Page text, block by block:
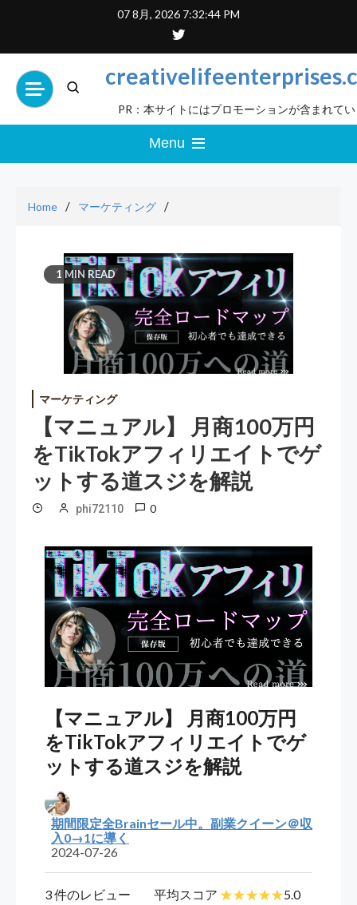
07 8月, 2026 7:32:45 PM
PR：本サイトにはプロモーションが含まれて
Menu
Home マーケティング
1 MIN READ
マーケティング
【マニュアル】 月商100万円
をTikTokアフィリエイトでゲ
ットする道スジを解説
phi72110 0
【マニュアル】 月商100万円
をTikTokアフィリエイトでゲ
ットする道スジを解説
期間限定全Brainセール中。副業クイーン＠収
入0→1に導く
2024-07-26
3 件のレビュー
平均スコア 5.0